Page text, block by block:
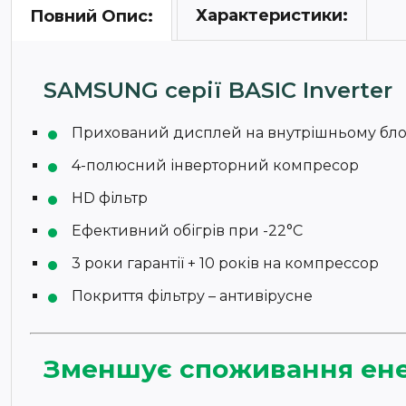
Повний Опис: Характеристики:
SAMSUNG серії BASIC Inverter
Прихований дисплей на внутрішньому
4-полюсний інверторний компресор
HD фільтр
Ефективний обігрів при -22°C
3 роки гарантії + 10 років на компрессор
Покриття фільтру – антивірусне
Зменшує споживання